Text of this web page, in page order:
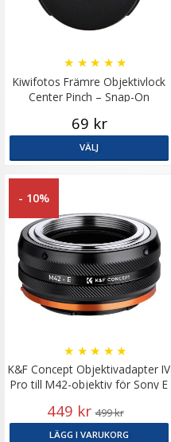
Kiwifotos Främre Objektivlock
Center Pinch – Snap-On
★ ★ ★ ★ ★
69 kr
VÄLJ
- 10%
K&F Concept Objektivadapter IV
Pro till M42-objektiv för Sony E
★ ★ ★ ★ ★
449 kr 499 kr
LÄGG I VARUKORG